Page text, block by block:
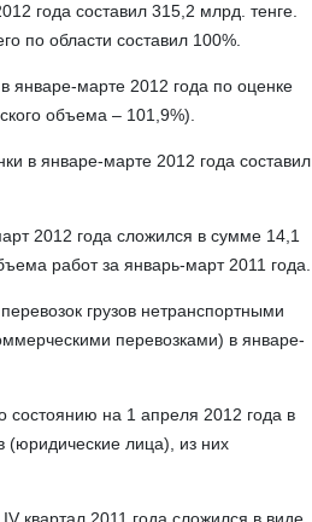
года составил 315,2 млрд. тенге.
по области составил 100%.
в январе-марте 2012 года по оценке
объема – 101,9%).
в январе-марте 2012 года составил
2012 года сложился в сумме 14,1
работ за январь-март 2011 года.
грузов нетранспортными
перевозками) в январе-
состоянию на 1 апреля 2012 года в
(юридические лица), из них